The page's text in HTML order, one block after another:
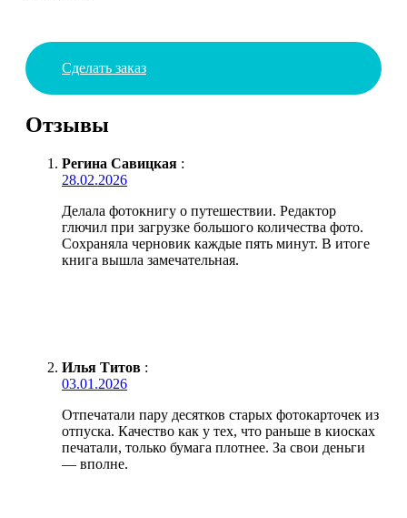
Сделать заказ
Отзывы
Регина Савицкая :
28.02.2026
Делала фотокнигу о путешествии. Редактор
глючил при загрузке большого количества фото.
Сохраняла черновик каждые пять минут. В итоге
книга вышла замечательная.
Илья Титов :
03.01.2026
Отпечатали пару десятков старых фотокарточек из
отпуска. Качество как у тех, что раньше в киосках
печатали, только бумага плотнее. За свои деньги
— вполне.